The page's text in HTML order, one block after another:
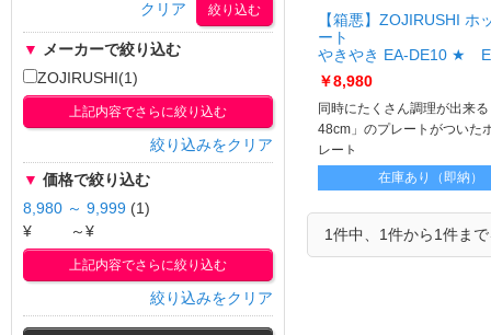
【箱悪】ZOJIRUSHI ホ
ート
やきやき EA-DE10 ★
DE10-BA
￥8,980
同時にたくさん調理が出来
48cm」のプレートがついた
レート
在庫あり（即納）
1件中、1件から1件ま
クリア
▼ メーカーで絞り込む
ZOJIRUSHI(1)
上記内容でさらに絞り込む
絞り込みをクリア
▼ 価格で絞り込む
8,980 ～ 9,999 (1)
¥
～¥
上記内容でさらに絞り込む
絞り込みをクリア